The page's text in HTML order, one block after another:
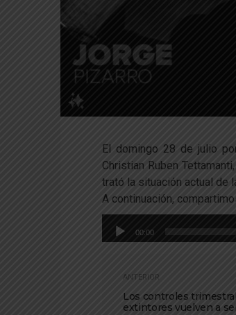
El domingo 28 de julio
Christian Ruben
trató la situación actual de
A continuación,
00:00
ANTERIOR
Los controles
extintores vuelven a